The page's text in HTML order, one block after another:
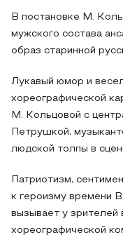
В постановке М.
мужского состава
образ старинной
Лукавый юмор и
хореографической
М. Кольцовой с
Петрушкой,
людской толпы в
Патриотизм,
к героизму времени
вызывает у
хореографической